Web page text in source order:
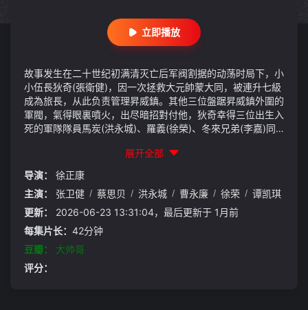
立即播放
故事发生在二十世纪初满清灭亡后军阀割据的动荡时局下，小
小伍長狄奇(張衛健)，因一次拯救大元帥蒙大同，被連升七級
成為旅長，从此负责管理昇威鎮。其他三位盤踞昇威鎮外圍的
軍閥，氣得眼裏噴火，出尽暗招對付他，狄奇幸得三位出生入
死的軍隊隊員馬炭(洪永城)、羅義(徐榮)、冬來兄弟(李嘉)同
人於昇威鎮才能站穩陣腳。可是，狄奇三位太太葉天嬌(譚凱
琪)、艾妞(楊秀惠)及章沅婉(蔡思貝)在家中爭寵，沅婉更是革
命黨員，狄奇明知其身份仍把她留在身邊，再加上軍營中有人
野心勃勃，使昇威鎮危機四伏……
展开全部
导演：
徐正康
主演：
张卫健 / 蔡思贝 / 洪永城 / 曹永廉 / 徐荣 / 谭凯琪
更新：
2026-06-23 13:31:04，最后更新于 1月前
每集片长： 42分钟
豆瓣：
大帅哥
评分：